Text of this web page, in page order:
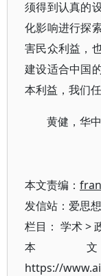
须得到认真的
化影响进行探
害民众利益，
建设适合中国
本利益，我们任
黄健，华
本文责编：
发信站：爱思
栏目： 学术>
本
https://